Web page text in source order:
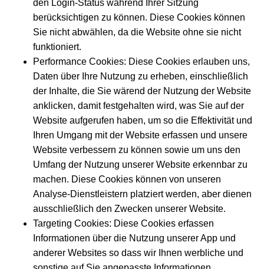
den Login-Status während Ihrer Sitzung
berücksichtigen zu können. Diese Cookies können
Sie nicht abwählen, da die Website ohne sie nicht
funktioniert.
Performance Cookies: Diese Cookies erlauben uns,
Daten über Ihre Nutzung zu erheben, einschließlich
der Inhalte, die Sie wärend der Nutzung der Website
anklicken, damit festgehalten wird, was Sie auf der
Website aufgerufen haben, um so die Effektivität und
Ihren Umgang mit der Website erfassen und unsere
Website verbessern zu können sowie um uns den
Umfang der Nutzung unserer Website erkennbar zu
machen. Diese Cookies können von unseren
Analyse-Dienstleistern platziert werden, aber dienen
ausschließlich den Zwecken unserer Website.
Targeting Cookies: Diese Cookies erfassen
Informationen über die Nutzung unserer App und
anderer Websites so dass wir Ihnen werbliche und